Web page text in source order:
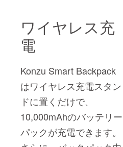
ワイヤレス充
電
Konzu Smart Backpack
はワイヤレス充電スタン
ドに置くだけで、
10,000mAhのバッテリー
パックが充電できます。